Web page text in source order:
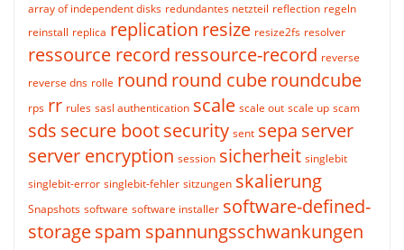
array of independent disks redundantes netzteil reflection regeln
reinstall replica replication resize resize2fs resolver
ressource record ressource-record reverse
reverse dns rolle round round cuberoundcube
rps rr rules sasl authentication scale scale out scale up scam
sds secure bootsecurity sent sepa server
server encryption session sicherheit singlebit
singlebit-error singlebit-fehler sitzungen skalierung
Snapshots software software installer software-defined-
storagespam spannungsschwankungen